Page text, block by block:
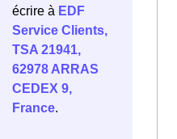
écrire à EDF
Service Clients,
TSA 21941,
62978 ARRAS
CEDEX 9,
France.